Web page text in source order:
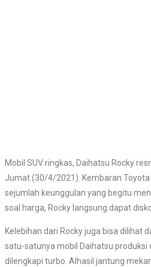
Mobil SUV ringkas, Daihatsu Rocky
Jumat (30/4/2021). Kembaran Toyota
sejumlah keunggulan yang begitu
soal harga, Rocky langsung dapat
Kelebihan dari Rocky juga bisa dilihat
satu-satunya mobil Daihatsu produksi
dilengkapi turbo. Alhasil jantung